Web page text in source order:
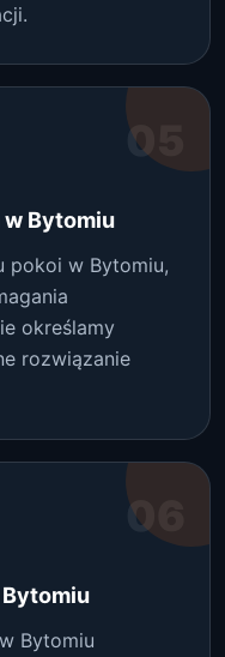
05
w Bytomiu
pokoi w Bytomiu,
określamy
rozwiązanie
06
Bytomiu